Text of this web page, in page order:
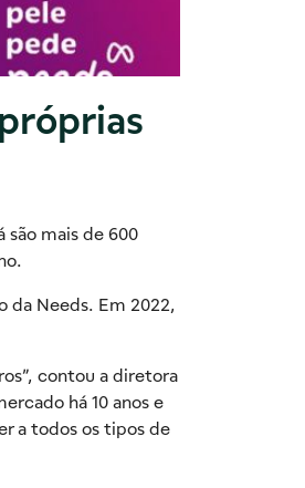
são mais de 600
da Needs. Em 2022,
contou a diretora
há 10 anos e
a todos os tipos de